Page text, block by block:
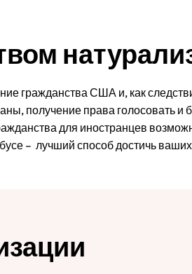
гражданства США и, как
получение права голосовать и
для иностранцев
– лучший способ достичь